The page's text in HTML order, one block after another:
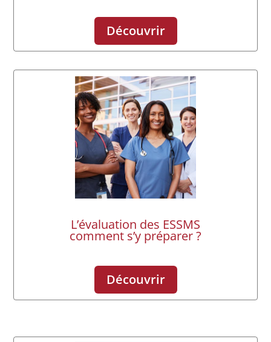
Découvrir
L’évaluation des ESSMS
comment s’y préparer ?
Découvrir